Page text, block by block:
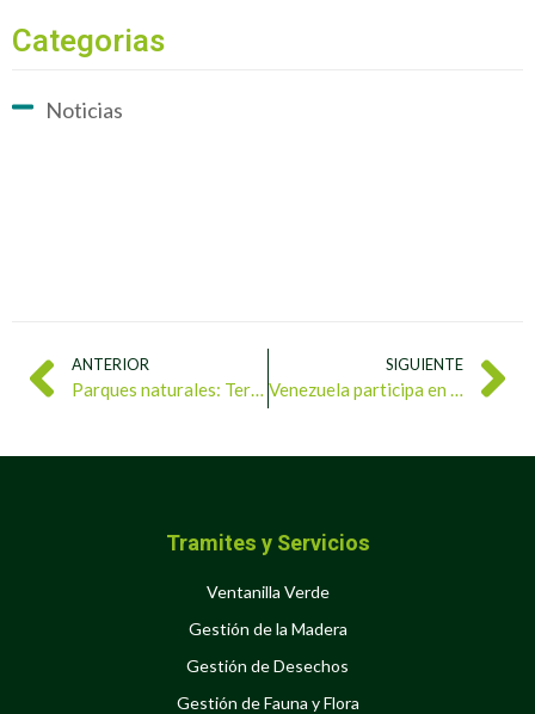
Categorias
Noticias
ANTERIOR
Parques naturales: Territorios que protegen la vida
SIGUIENTE
Venezuela participa en la Reunión Ministerial de América Latina y el Caribe para la Implementación de la Acción Climática Regional rumbo a la COP30
Tramites y Servicios
Ventanilla Verde
Gestión de la Madera
Gestión de Desechos
Gestión de Fauna y Flora